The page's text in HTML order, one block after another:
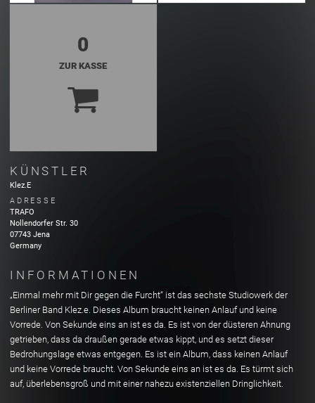
0
ZUR KASSE
KÜNSTLER
Klez.E
ADRESSE
TRAFO
Nollendorfer Str. 30
07743 Jena
Germany
INFORMATIONEN
„Einmal mehr mit Dir gegen die Furcht“ ist das sechste Studiowerk der
Berliner Band Klez.e. Dieses Album braucht keinen Anlauf und keine
Vorrede. Von Sekunde eins an ist es da. Es ist von der düsteren Ahnung
getrieben, dass da draußen gerade etwas kippt, und es setzt dieser
Bedrohungslage etwas entgegen. Es ist ein Album, dass keinen Anlauf
und keine Vorrede braucht. Von Sekunde eins an ist es da. Es türmt sich
auf, überlebensgroß und mit einer nahezu existenziellen Dringlichkeit.